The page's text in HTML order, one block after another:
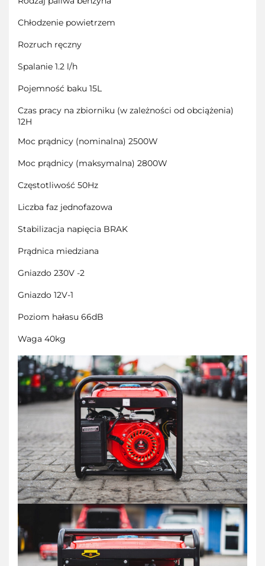
Chłodzenie powietrzem
Rozruch ręczny
Spalanie 1.2 l/h
Pojemność baku 15L
Czas pracy na zbiorniku (w zależności od obciążenia)
12H
Moc prądnicy (nominalna) 2500W
Moc prądnicy (maksymalna) 2800W
Częstotliwość 50Hz
Liczba faz jednofazowa
Stabilizacja napięcia BRAK
Prądnica miedziana
Gniazdo 230V -2
Gniazdo 12V-1
Poziom hałasu 66dB
Waga 40kg